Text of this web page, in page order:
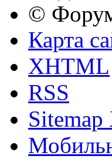
©
Карта
XHTML
RSS